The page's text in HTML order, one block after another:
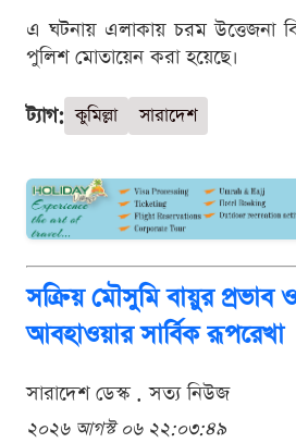
এ ঘটনায় এলাকায় চরম উত্তেজনা
পুলিশ মোতায়েন করা হয়েছে।
ট্যাগ: কুমিল্লা সারাদেশ
সক্রিয় মৌসুমি বায়ুর প্রভাব
আবহাওয়ার সার্বিক রূপরেখা
সারাদেশ ডেস্ক . সত্য নিউজ
২০২৬ আগস্ট ০৬ ২২:০৩:৪৯